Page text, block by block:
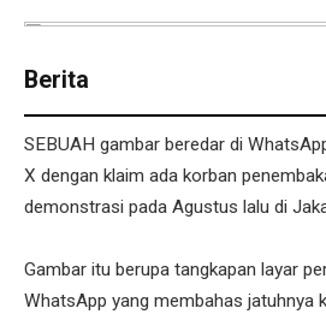
Berita
SEBUAH gambar beredar di
X dengan klaim ada korban
demonstrasi pada Agustus lalu di
Gambar itu berupa tangkapan layar
WhatsApp yang membahas jatuhnya